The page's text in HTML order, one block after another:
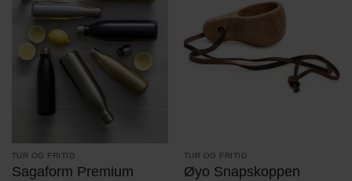
TUR OG FRITID
Sagaform Premium
TUR OG FRITID
Øyo Snapskoppen